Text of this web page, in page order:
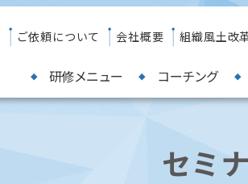
ご依頼について 会社概要 組織風土改
研修メニュー コーチング
セミ